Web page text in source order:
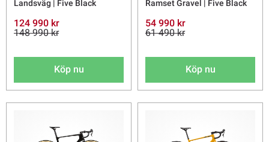
Landsväg | Five Black
124 990 kr
148 990 kr
Köp nu
Ramset Gravel | Five Black
54 990 kr
61 490 kr
Köp nu